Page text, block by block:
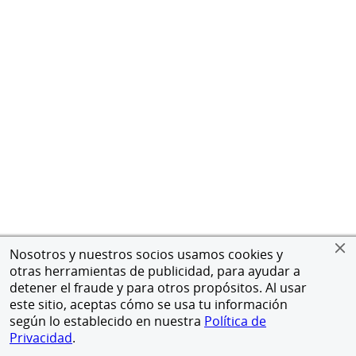
Nosotros y nuestros socios usamos cookies y
otras herramientas de publicidad, para ayudar a
detener el fraude y para otros propósitos. Al usar
este sitio, aceptas cómo se usa tu información
según lo establecido en nuestra Política de
Privacidad.